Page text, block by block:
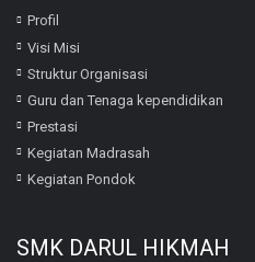
Profil
Visi Misi
Struktur Organisasi
Guru dan Tenaga kependidikan
Prestasi
Kegiatan Madrasah
Kegiatan Pondok
SMK DARUL HIKMAH